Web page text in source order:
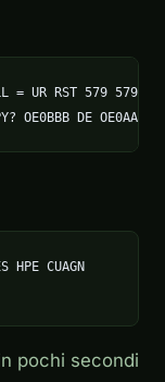
= UR RST 579 579
OE0BBB DE OE0AAA
HPE CUAGN
pochi secondi